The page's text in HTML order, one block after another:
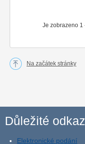
Je zobrazeno 1
Na začátek stránky
Důležité
Elektronické podání